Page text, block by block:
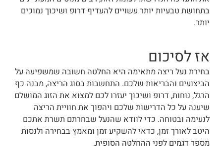
בתחושת טבעיות יותר עשויים להעדיף דרופ ושיכוך נמוכים
יותר.
אז לסיכום
בחירת נעל ריצה מתאימה היא החלטה חשובה שמשפיעה על
הביצועים והבריאות שלכם. התחשבות בסוג הריצה, מבנה כף
הרגל, נוחות, דרופ ושיכוך יעזרו לכם למצוא את הזוג המושלם
שיענה על כל הדרישות שלכם ויהפוך את חוויית הריצה
לנעימה ובטוחה. כדי לוודא שהנעל שבחרתם תשרת אתכם
היטב לאורך זמן, כדאי להשקיע זמן ומאמץ בבחירה ולנסות
מספר דגמים לפני ההחלטה הסופית.